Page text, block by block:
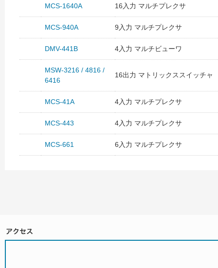
MCS-1640A 16入力 マルチプレクサ
MCS-940A 9入力 マルチプレクサ
DMV-441B 4入力 マルチビューワ
MSW-3216 / 4816 /
6416
16出力 マトリックススイッチャ
MCS-41A 4入力 マルチプレクサ
MCS-443 4入力 マルチプレクサ
MCS-661 6入力 マルチプレクサ